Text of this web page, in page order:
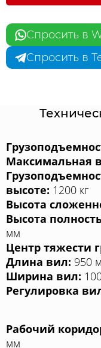
Спросить в
Спросить в
Максимальная
высоте: 1200 кг
Высота
Высота
мм
Центр тяжести
Длина вил: 950
Ширина вил:
Регулировка
Рабочий
мм